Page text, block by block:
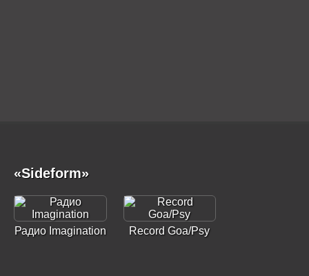
«Sideform»
Радио Imagination Record Goa/Psy